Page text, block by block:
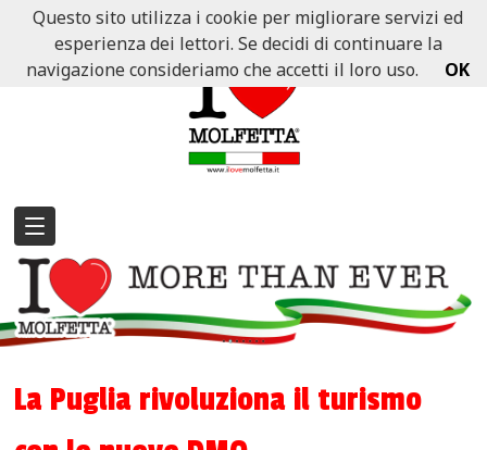
La Puglia rivoluziona il turismo
Questo sito utilizza i cookie per migliorare servizi ed
esperienza dei lettori. Se decidi di continuare la
navigazione consideriamo che accetti il loro uso.
OK